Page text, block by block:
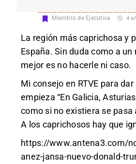
Miembro de Ejecutiva 4
La región más caprichosa y
España. Sin duda como a un
mejor es no hacerle ni caso.
Mi consejo en RTVE para
empieza “En Galicia,
como si no existiera se pasa
A los caprichosos hay que
https://www.antena3.com/
anez-jansa-nuevo-donald-